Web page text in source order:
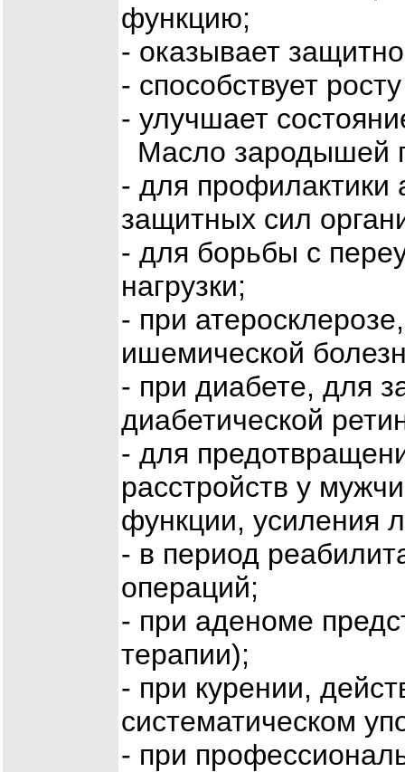
функцию;
- оказывает
- способствует
- улучшает
Масло зародышей
- для профилактики
защитных сил
- для борьбы с
нагрузки;
- при
ишемической
- при диабете, для
диабетической
- для
расстройств у
функции, усиления
- в период
операций;
- при аденоме
терапии);
- при курении,
систематическом
- при